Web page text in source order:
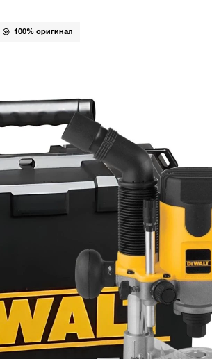
100% оригинал